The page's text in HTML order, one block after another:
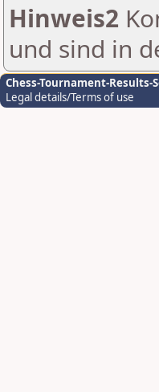
Hinweis2
und sind in
Chess-Tournament-Results-
Legal details/Terms of use